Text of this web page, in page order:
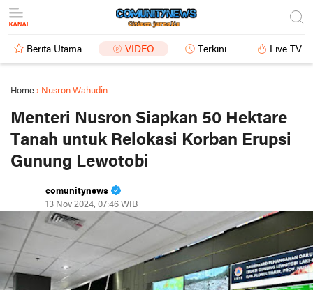
Berita Utama VIDEO Terkini Live TV
Home › Nusron Wahudin
Menteri Nusron Siapkan 50 Hektare
Tanah untuk Relokasi Korban Erupsi
Gunung Lewotobi
comunitynews
13 Nov 2024, 07:46 WIB